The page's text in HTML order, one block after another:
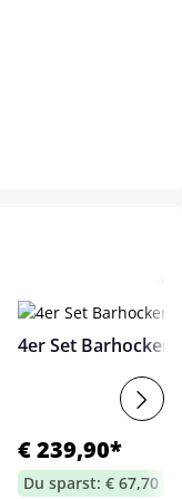
4er Set Barhocker
€ 239,90*
Du sparst: € 67,70